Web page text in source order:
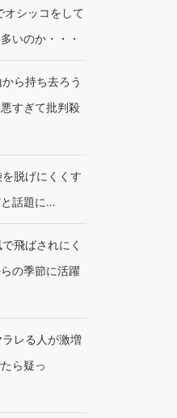
オシッコをして
いのか・・・
ら持ち去ろう
すぎて批判殺
脱げにくくす
話題に…
飛ばされにく
の季節に活躍
レる人が激増
ら疑っ